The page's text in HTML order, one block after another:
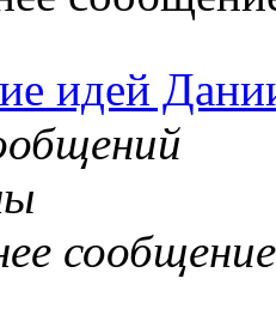
идей
сообщение